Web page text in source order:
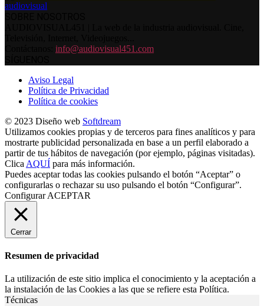
info@audiovisual451.com
Aviso Legal
Política de Privacidad
Política de cookies
© 2023 Diseño web Softdream
Utilizamos cookies propias y de terceros para fines analíticos y para
mostrarte publicidad personalizada en base a un perfil elaborado a
partir de tus hábitos de navegación (por ejemplo, páginas visitadas).
Clica AQUÍ para más información.
Puedes aceptar todas las cookies pulsando el botón “Aceptar” o
configurarlas o rechazar su uso pulsando el botón “Configurar”.
Configurar ACEPTAR
Cerrar
Resumen de privacidad
La utilización de este sitio implica el conocimiento y la aceptación a
la instalación de las Cookies a las que se refiere esta Política.
Técnicas